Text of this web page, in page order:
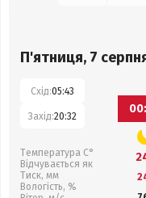
П'ятниця, 7
Схід:05:43
Захід:20:32
Температура С°
Відчувається як
Тиск, мм
Вологість, %